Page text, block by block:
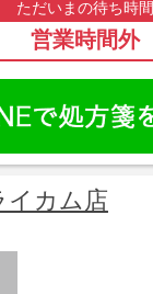
ただいまの待ち時間
営業時間外
カム店